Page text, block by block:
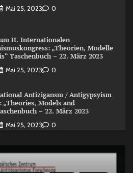
Mai 25, 2023 0
II. Internationalen
„Theorien, Modelle
Taschenbuch – 22. März 2023
Mai 25, 2023 0
Antizigansm / Antigypsyism
„Theories, Models and
– 22. März 2023
Mai 25, 2023 0